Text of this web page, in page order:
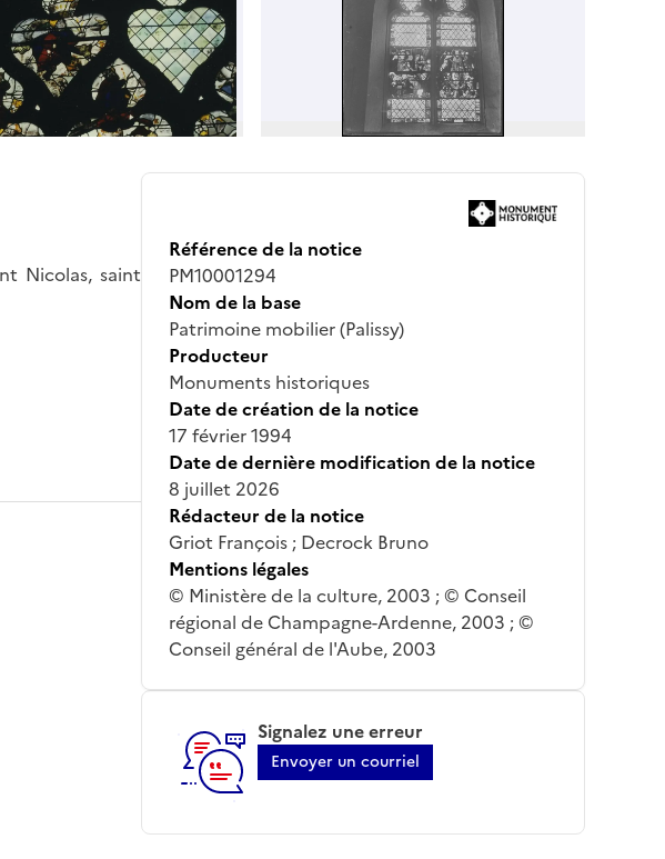
Nicolas, saint
Référence de la notice
PM10001294
Nom de la base
Patrimoine mobilier (Palissy)
Producteur
Monuments historiques
Date de création de la notice
17 février 1994
Date de dernière modification de la notice
8 juillet 2026
Rédacteur de la notice
Griot François ; Decrock Bruno
Mentions légales
© Ministère de la culture, 2003 ; © Conseil
régional de Champagne-Ardenne, 2003 ; ©
Conseil général de l'Aube, 2003
Signalez une erreur
Envoyer un courriel